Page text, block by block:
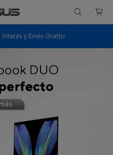
Interés y Envío Gratis!